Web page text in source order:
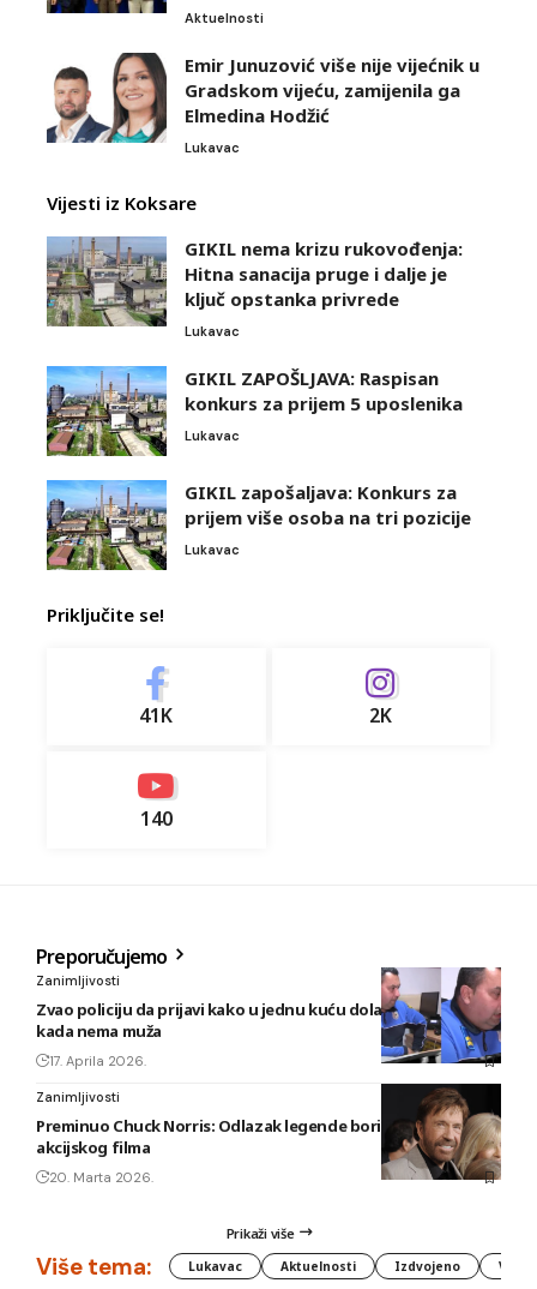
Aktuelnosti
Emir Junuzović više nije vijećnik u
Gradskom vijeću, zamijenila ga
Elmedina Hodžić
Lukavac
Vijesti iz Koksare
GIKIL nema krizu rukovođenja:
Hitna sanacija pruge i dalje je
ključ opstanka privrede
Lukavac
GIKIL ZAPOŠLJAVA: Raspisan
konkurs za prijem 5 uposlenika
Lukavac
GIKIL zapošaljava: Konkurs za
prijem više osoba na tri pozicije
Lukavac
Priključite se!
41K 2K
140
Preporučujemo
Zanimljivosti
Zvao policiju da prijavi kako u jednu kuću dolazi ljubavnik
kada nema muža
17. Aprila 2026.
Zanimljivosti
Preminuo Chuck Norris: Odlazak legende borilačkih vještina i
akcijskog filma
20. Marta 2026.
Prikaži više
Više tema: Lukavac Aktuelnosti Izdvojeno